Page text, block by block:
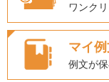
ワンク
マイ
例文が